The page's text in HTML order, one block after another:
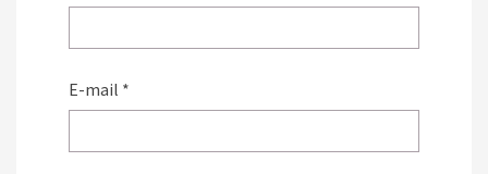
E-mail *